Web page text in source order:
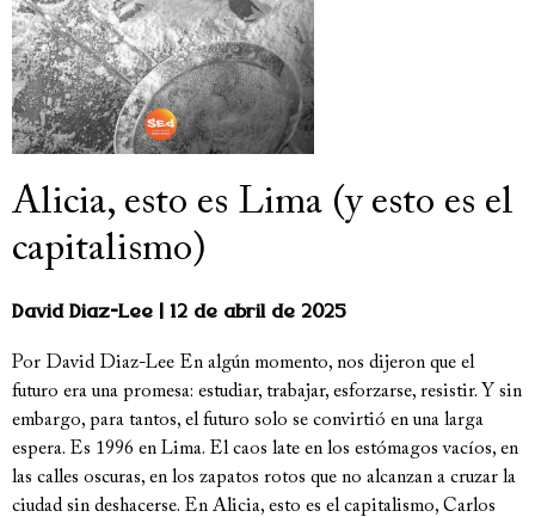
Alicia, esto es Lima (y esto es el
capitalismo)
David Diaz-Lee 12 de abril de 2025
Por David Diaz-Lee En algún momento, nos dijeron que el
futuro era una promesa: estudiar, trabajar, esforzarse, resistir. Y sin
embargo, para tantos, el futuro solo se convirtió en una larga
espera. Es 1996 en Lima. El caos late en los estómagos vacíos, en
las calles oscuras, en los zapatos rotos que no alcanzan a cruzar la
ciudad sin deshacerse. En Alicia, esto es el capitalismo, Carlos